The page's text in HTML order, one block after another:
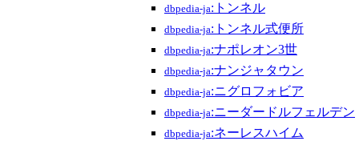
dbpedia-ja:トンネル
dbpedia-ja:トンネル式便所
dbpedia-ja:ナポレオン3世
dbpedia-ja:ナンジャタウン
dbpedia-ja:ニグロフォビア
dbpedia-ja:ニーダードルフェルデン
dbpedia-ja:ネーレスハイム